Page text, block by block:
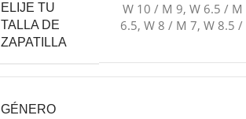
ELIJE TU
TALLA DE
ZAPATILLA
W 10 / M 9, W 6.5 / M
6.5, W 8 / M 7, W 8.5 /
GÉNERO